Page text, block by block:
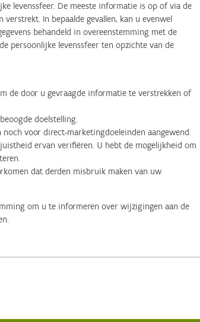
levenssfeer. De meeste informatie is op of via de
In bepaalde gevallen, kan u evenwel
behandeld in overeenstemming met de
persoonlijke levenssfeer ten opzichte van de
de door u gevraagde informatie te verstrekken of
doelstelling.
voor direct-marketingdoeleinden aangewend.
ervan verifiëren. U hebt de mogelijkheid om
dat derden misbruik maken van uw
om u te informeren over wijzigingen aan de